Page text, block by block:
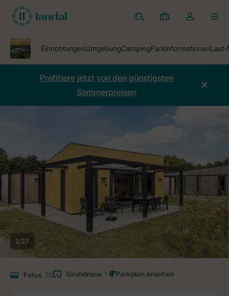
Ferienparks
Meine
Dropdown-
öffnen
Profitiere jetzt von den günstigsten
Sommerpreisen
1/27
Fotos 26 Grundrisse 1